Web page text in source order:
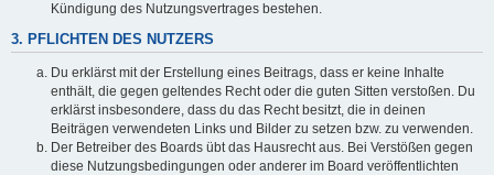
Kündigung des Nutzungsvertrages bestehen.
3. PFLICHTEN DES NUTZERS
Du erklärst mit der Erstellung eines Beitrags, dass er keine Inhalte
enthält, die gegen geltendes Recht oder die guten Sitten verstoßen. Du
erklärst insbesondere, dass du das Recht besitzt, die in deinen
Beiträgen verwendeten Links und Bilder zu setzen bzw. zu verwenden.
Der Betreiber des Boards übt das Hausrecht aus. Bei Verstößen gegen
diese Nutzungsbedingungen oder anderer im Board veröffentlichten